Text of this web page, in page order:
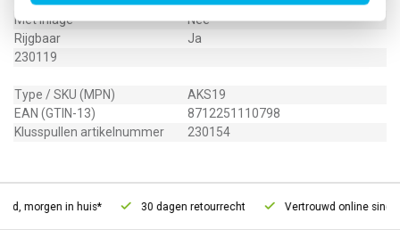
Met inlage
Nee
Rijgbaar
Ja
230119
Type / SKU (MPN)
AKS19
EAN (GTIN-13)
8712251110798
Klusspullen artikelnummer
230154
morgen in huis* 30 dagen retourrecht Vertrouwd online sinds